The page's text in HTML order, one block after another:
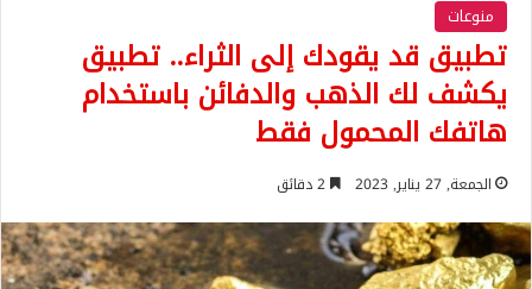
منوعات
تطبيق قد يقودك إلى الثراء.. تطبيق
يكشف لك الذهب والدفائن باستخدام
هاتفك المحمول فقط
الجمعة, 27 يناير, 2023